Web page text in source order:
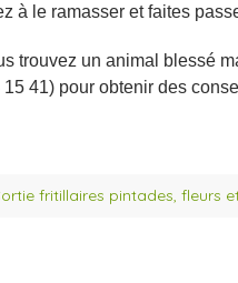
à le ramasser et faites
trouvez un animal blessé
15 41) pour obtenir des
fritillaires pintades, fleurs